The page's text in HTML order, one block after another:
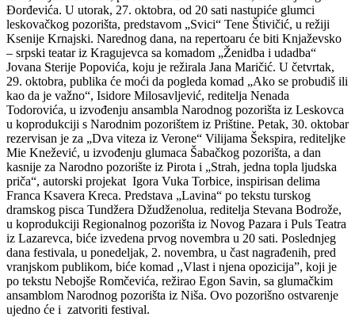
Đorđevića. U utorak, 27. oktobra, od 20 sati nastupiće glumci
leskovačkog pozorišta, predstavom „Svici“ Tene Štivičić, u režiji
Ksenije Krnajski. Narednog dana, na repertoaru će biti Knjaževsko
– srpski teatar iz Kragujevca sa komadom „Ženidba i udadba“
Jovana Sterije Popovića, koju je režirala Jana Maričić. U četvrtak,
29. oktobra, publika će moći da pogleda komad „Ako se probudiš ili
kao da je važno“, Isidore Milosavljević, reditelja Nenada
Todorovića, u izvođenju ansambla Narodnog pozorišta iz Leskovca
u koprodukciji s Narodnim pozorištem iz Prištine. Petak, 30. oktobar
rezervisan je za „Dva viteza iz Verone“ Vilijama Šekspira, rediteljke
Mie Knežević, u izvođenju glumaca Šabačkog pozorišta, a dan
kasnije za Narodno pozorište iz Pirota i „Strah, jedna topla ljudska
priča“, autorski projekat Igora Vuka Torbice, inspirisan delima
Franca Ksavera Kreca. Predstava „Lavina“ po tekstu turskog
dramskog pisca Tundžera Džudženolua, reditelja Stevana Bodrože,
u koprodukciji Regionalnog pozorišta iz Novog Pazara i Puls Teatra
iz Lazarevca, biće izvedena prvog novembra u 20 sati. Poslednjeg
dana festivala, u ponedeljak, 2. novembra, u čast nagrađenih, pred
vranjskom publikom, biće komad ,,Vlast i njena opozicija”, koji je
po tekstu Nebojše Romčevića, režirao Egon Savin, sa glumačkim
ansamblom Narodnog pozorišta iz Niša. Ovo pozorišno ostvarenje
ujedno će i zatvoriti festival.